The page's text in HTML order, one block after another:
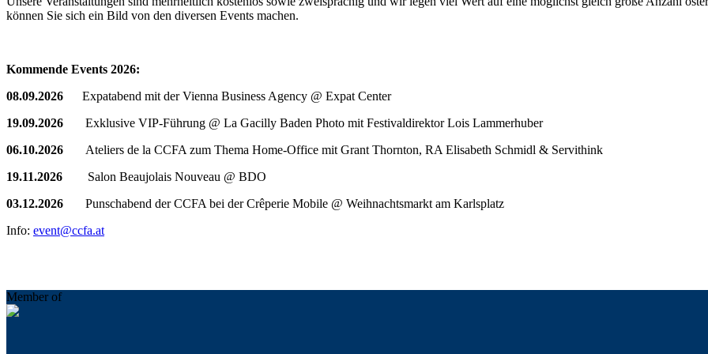
können Sie sich ein Bild von den diversen Events machen.
Kommende Events 2026:
08.09.2026 Expatabend mit der Vienna Business Agency @ Expat Center
19.09.2026 Exklusive VIP-Führung @ La Gacilly Baden Photo mit Festivaldirektor Lois Lammerhuber
06.10.2026 Ateliers de la CCFA zum Thema Home-Office mit Grant Thornton, RA Elisabeth Schmidl & Servithink
19.11.2026
Salon Beaujolais Nouveau @ BDO
03.12.2026 Punschabend der CCFA bei der Crêperie Mobile @ Weihnachtsmarkt am Karlsplatz
Info: event@ccfa.at
Member of